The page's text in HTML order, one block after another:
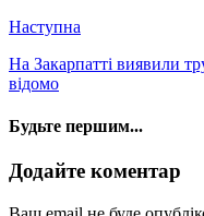
Наступна
На Закарпатті виявили
відомо
Будьте першим...
Додайте коментар